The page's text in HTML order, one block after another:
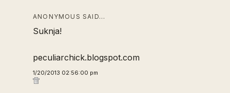
ANONYMOUS SAID…
Suknja!
peculiarchick.blogspot.com
1/20/2013 02:56:00 pm